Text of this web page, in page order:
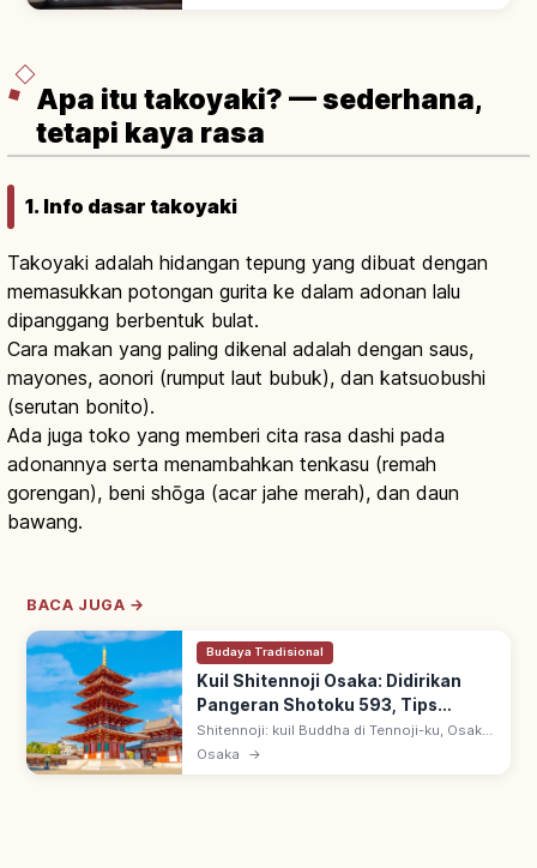
Apa itu takoyaki? — sederhana,
tetapi kaya rasa
1. Info dasar takoyaki
Takoyaki adalah hidangan tepung yang dibuat dengan
memasukkan potongan gurita ke dalam adonan lalu
dipanggang berbentuk bulat.
Cara makan yang paling dikenal adalah dengan saus,
mayones, aonori (rumput laut bubuk), dan katsuobushi
(serutan bonito).
Ada juga toko yang memberi cita rasa dashi pada
adonannya serta menambahkan tenkasu (remah
gorengan), beni shōga (acar jahe merah), dan daun
bawang.
BACA JUGA →
Budaya Tradisional
Kuil Shitennoji Osaka: Didirikan
Pangeran Shotoku 593, Tips
Berkunjung
Shitennoji: kuil Buddha di Tennoji-ku, Osaka,
didirikan Pangeran Shotoku tahun 593
Osaka →